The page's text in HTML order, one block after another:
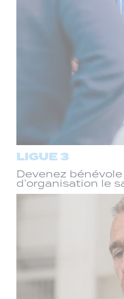
LIGUE 3
Devenez
d’organisation le